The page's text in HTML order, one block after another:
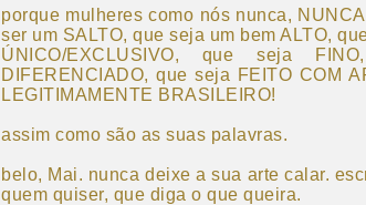
porque mulheres como nós nunca,
ser um SALTO, que seja um bem ALTO,
ÚNICO/EXCLUSIVO, que seja
DIFERENCIADO, que seja FEITO COM
LEGITIMAMENTE BRASILEIRO!
assim como são as suas palavras.
belo, Mai. nunca deixe a sua arte calar.
quem quiser, que diga o que queira.